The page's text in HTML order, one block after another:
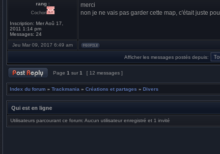
rang :
Cochon
Inscription: Mer Aoû 17,
2011 1:14 pm
Messages: 24
merci
non je ne vais pas garder cette map, c'était juste
Jeu Mar 09, 2017 6:49 am
Afficher les messages postés depuis:
Page 1 sur 1 [ 12 messages ]
Index du forum » Trackmania » Créations et partages » Divers
Qui est en ligne
Utilisateurs parcourant ce forum: Aucun utilisateur enregistré et 1 invité